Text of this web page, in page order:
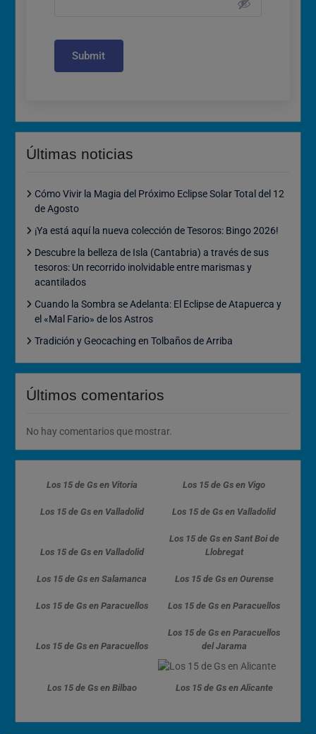
Submit
Últimas noticias
Cómo Vivir la Magia del Próximo Eclipse Solar Total del 12
de Agosto
¡Ya está aquí la nueva colección de Tesoros: Bingo 2026!
Descubre la belleza de Isla (Cantabria) a través de sus
tesoros: Un recorrido inolvidable entre marismas y
acantilados
Cuando la Sombra se Adelanta: El Eclipse de Atapuerca y
el «Mal Fario» de los Astros
Tradición y Geocaching en Tolbaños de Arriba
Últimos comentarios
No hay comentarios que mostrar.
Los 15 de Gs en Vitoria Los 15 de Gs en Vigo
Los 15 de Gs en Valladolid Los 15 de Gs en Valladolid
Los 15 de Gs en Valladolid
Los 15 de Gs en Sant Boi de
Llobregat
Los 15 de Gs en Salamanca Los 15 de Gs en Ourense
Los 15 de Gs en Paracuellos Los 15 de Gs en Paracuellos
Los 15 de Gs en Paracuellos
Los 15 de Gs en Paracuellos
del Jarama
Los 15 de Gs en Bilbao Los 15 de Gs en Alicante